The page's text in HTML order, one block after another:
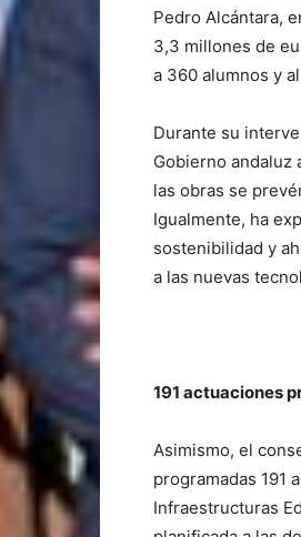
Pedro Alcántara,
3,3 millones de
a 360 alumnos y
Durante su
Gobierno andaluz
las obras se
Igualmente, ha
sostenibilidad y
a las nuevas
191 actuaciones
Asimismo, el
programadas 191
Infraestructuras